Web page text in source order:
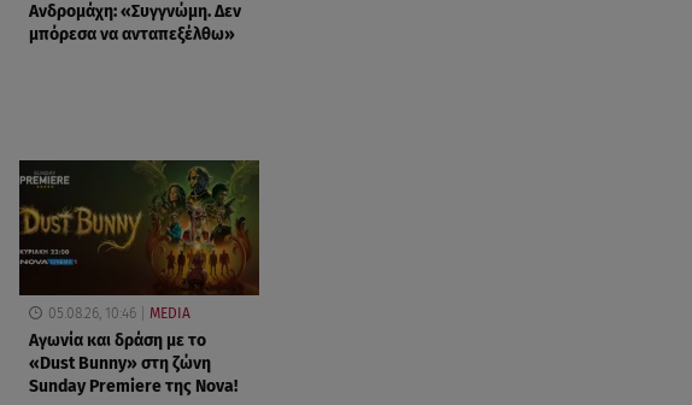
Ανδρομάχη: «Συγγνώμη. Δεν
μπόρεσα να ανταπεξέλθω»
05.08.26, 10:46 MEDIA
Αγωνία και δράση με το
«Dust Bunny» στη ζώνη
Sunday Premiere της Nova!